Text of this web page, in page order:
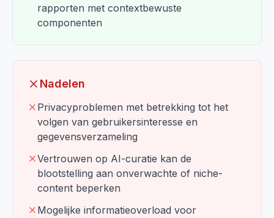
rapporten met contextbewuste
componenten
Nadelen
Privacyproblemen met betrekking tot het
volgen van gebruikersinteresse en
gegevensverzameling
Vertrouwen op AI-curatie kan de
blootstelling aan onverwachte of niche-
content beperken
Mogelijke informatieoverload voor